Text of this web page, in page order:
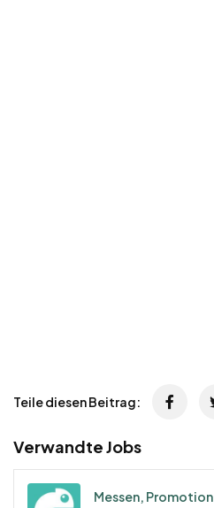
Teile diesen Beitrag:
Verwandte Jobs
Messen, Promotion